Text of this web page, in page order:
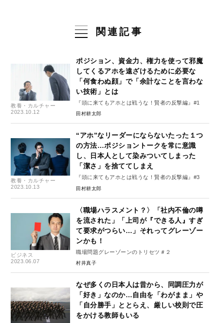
関連記事
教養・カルチャー
2023.10.12
ポジション、資金力、権力を使って邪魔
してくるアホを遠ざけるために必要な
「何食わぬ顔」で「余計なことを言わな
い技術」とは
『頭に来てもアホとは戦うな！賢者の反撃編』#1
田村耕太郎
教養・カルチャー
2023.10.13
“アホ”なリーダーにならないたった１つ
の方法…ポジショントークを常に意識
し、日本人として染みついてしまった
「潔さ」を捨ててしまえ
『頭に来てもアホとは戦うな！賢者の反撃編』#3
田村耕太郎
ビジネス
2023.06.07
〈職場ハラスメント？〉「社内不倫の噂
を流された」「上司が『できる人』すぎ
て要求がつらい…」それってグレーゾー
ンかも！
職場問題グレーゾーンのトリセツ＃２
村井真子
なぜ多くの日本人は昔から、同調圧力が
「好き」なのか…自由を「わがまま」や
「自分勝手」ととらえ、厳しい校則で圧
をかける教師もいる